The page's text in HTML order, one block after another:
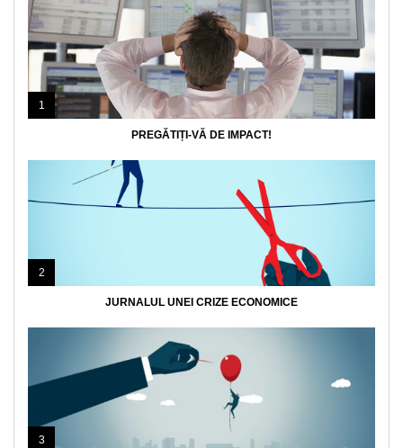
1
PREGĂTIȚI-VĂ DE IMPACT!
2
JURNALUL UNEI CRIZE ECONOMICE
3